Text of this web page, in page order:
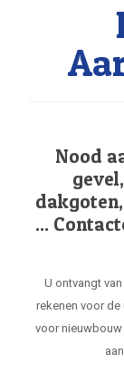
Nood
...
U ontvangt
rekenen voor
voor